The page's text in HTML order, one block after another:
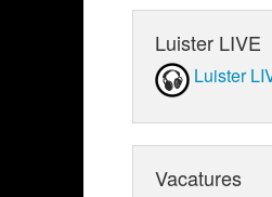
Luister LIVE
Luister
Vacatures